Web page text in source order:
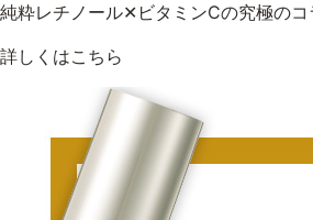
純粋レチノール✕ビタミンCの究極のコ
詳しくはこちら